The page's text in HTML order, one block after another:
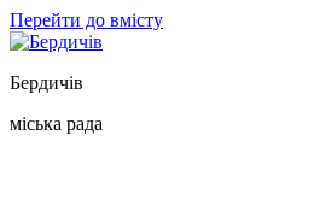
Перейти до вмісту
Бердичів
міська рада